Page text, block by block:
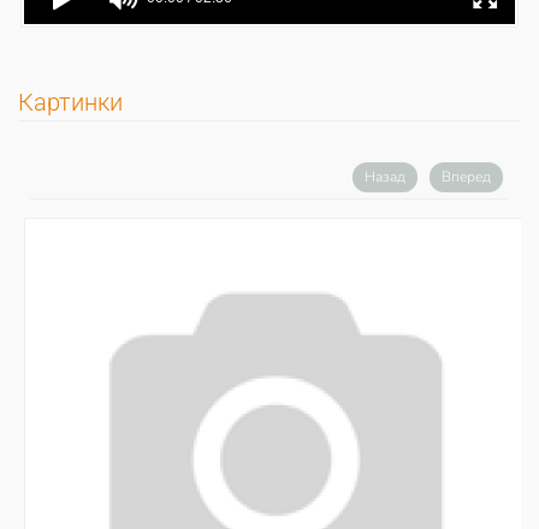
Картинки
Назад Вперед